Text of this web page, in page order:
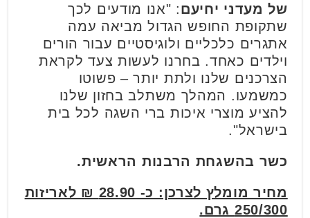
של מעדני יחיעם: "אנו מודעים לכך
שתקופת החופש הגדול מביאה עמה
אתגרים כלכליים ולוגיסטיים עבור הורים
וילדים כאחד. בחרנו לעשות צעד לקראת
הצרכנים שלנו ולתת יותר – פשוטו
כמשמעו. המהלך משתלב בחזון שלנו
להציע מוצרי איכות ברי השגה לכל בית
בישראל".
כשר בהשגחת הרבנות הראשית.
מחיר מומלץ לצרכן: כ- 28.90 ₪ לאריזות
250/300 גרם.